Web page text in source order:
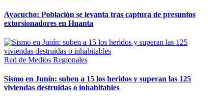
Ayacucho: Población se levanta tras captura de presuntos
extorsionadores en Huanta
Red de Medios Regionales
Sismo en Junín: suben a 15 los heridos y superan las 125
viviendas destruidas o inhabitables